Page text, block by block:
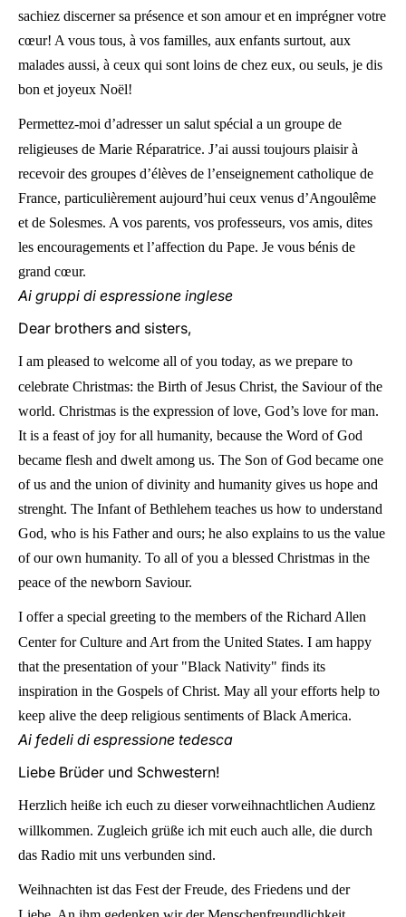
sachiez discerner sa présence et son amour et en imprégner votre
cœur! A vous tous, à vos familles, aux enfants surtout, aux
malades aussi, à ceux qui sont loins de chez eux, ou seuls, je dis
bon et joyeux Noël!
Permettez-moi d’adresser un salut spécial a un groupe de
religieuses de Marie Réparatrice. J’ai aussi toujours plaisir à
recevoir des groupes d’élèves de l’enseignement catholique de
France, particulièrement aujourd’hui ceux venus d’Angoulême
et de Solesmes. A vos parents, vos professeurs, vos amis, dites
les encouragements et l’affection du Pape. Je vous bénis de
grand cœur.
Ai gruppi di espressione inglese
Dear brothers and sisters,
I am pleased to welcome all of you today, as we prepare to
celebrate Christmas: the Birth of Jesus Christ, the Saviour of the
world. Christmas is the expression of love, God’s love for man.
It is a feast of joy for all humanity, because the Word of God
became flesh and dwelt among us. The Son of God became one
of us and the union of divinity and humanity gives us hope and
strenght. The Infant of Bethlehem teaches us how to understand
God, who is his Father and ours; he also explains to us the value
of our own humanity. To all of you a blessed Christmas in the
peace of the newborn Saviour.
I offer a special greeting to the members of the Richard Allen
Center for Culture and Art from the United States. I am happy
that the presentation of your "Black Nativity" finds its
inspiration in the Gospels of Christ. May all your efforts help to
keep alive the deep religious sentiments of Black America.
Ai fedeli di espressione tedesca
Liebe Brüder und Schwestern!
Herzlich heiße ich euch zu dieser vorweihnachtlichen Audienz
willkommen. Zugleich grüße ich mit euch auch alle, die durch
das Radio mit uns verbunden sind.
Weihnachten ist das Fest der Freude, des Friedens und der